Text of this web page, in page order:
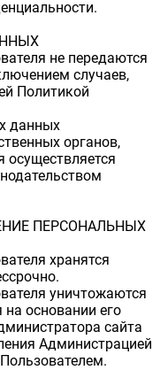
не передаются
случаев,
Политикой
данных
органов,
осуществляется
ПЕРСОНАЛЬНЫХ
хранятся
уничтожаются
основании его
сайта
Администрацией